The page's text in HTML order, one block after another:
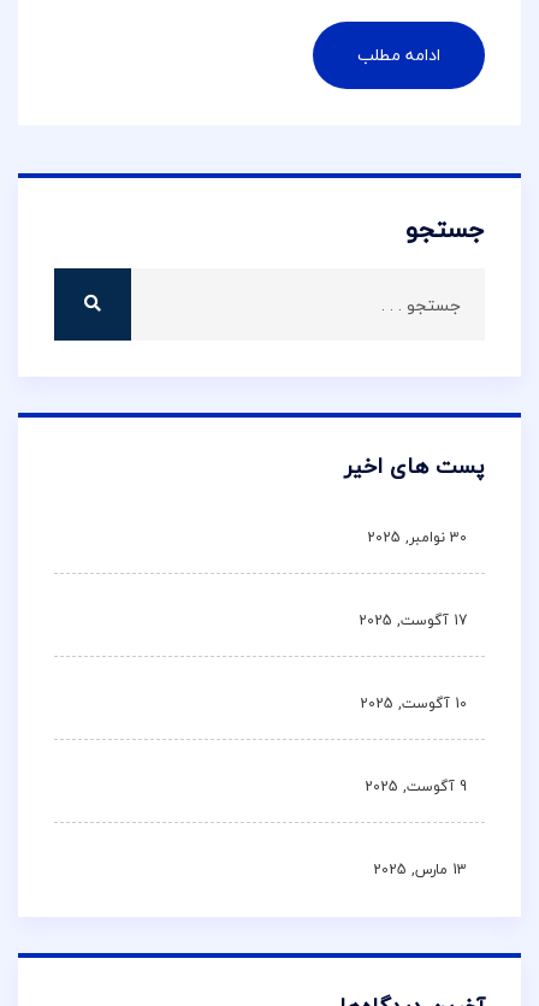
ادامه مطلب
جستجو
پست های اخیر
30 نوامبر, 2025
17 آگوست, 2025
10 آگوست, 2025
9 آگوست, 2025
13 مارس, 2025